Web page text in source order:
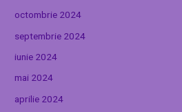
octombrie 2024
septembrie 2024
iunie 2024
mai 2024
aprilie 2024